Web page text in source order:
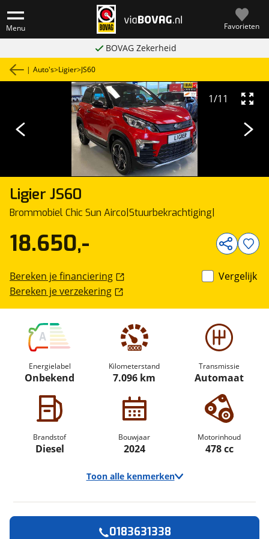
Menu Favorieten
BOVAG Zekerheid
| Auto's>Ligier>JS60
Ligier JS60
Brommobiel Chic Sun Airco|Stuurbekrachtiging|
1/11
A
Energielabel
Onbekend
Kilometerstand
7.096 km
Transmissie
Automaat
Brandstof
Diesel
Bouwjaar
2024
Motorinhoud
478 cc
Toon alle kenmerken
18.650,-
Bereken je financiering
Bereken je verzekering
Vergelijk
0183631338